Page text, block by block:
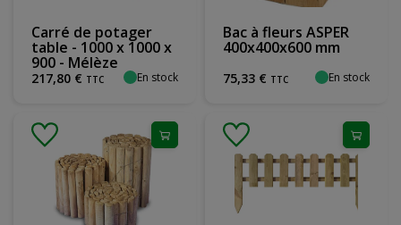
Carré de potager
table - 1000 x 1000 x
900 - Mélèze
217,80 € TTC En stock
Bac à fleurs ASPER
400x400x600 mm
75,33 € TTC En stock